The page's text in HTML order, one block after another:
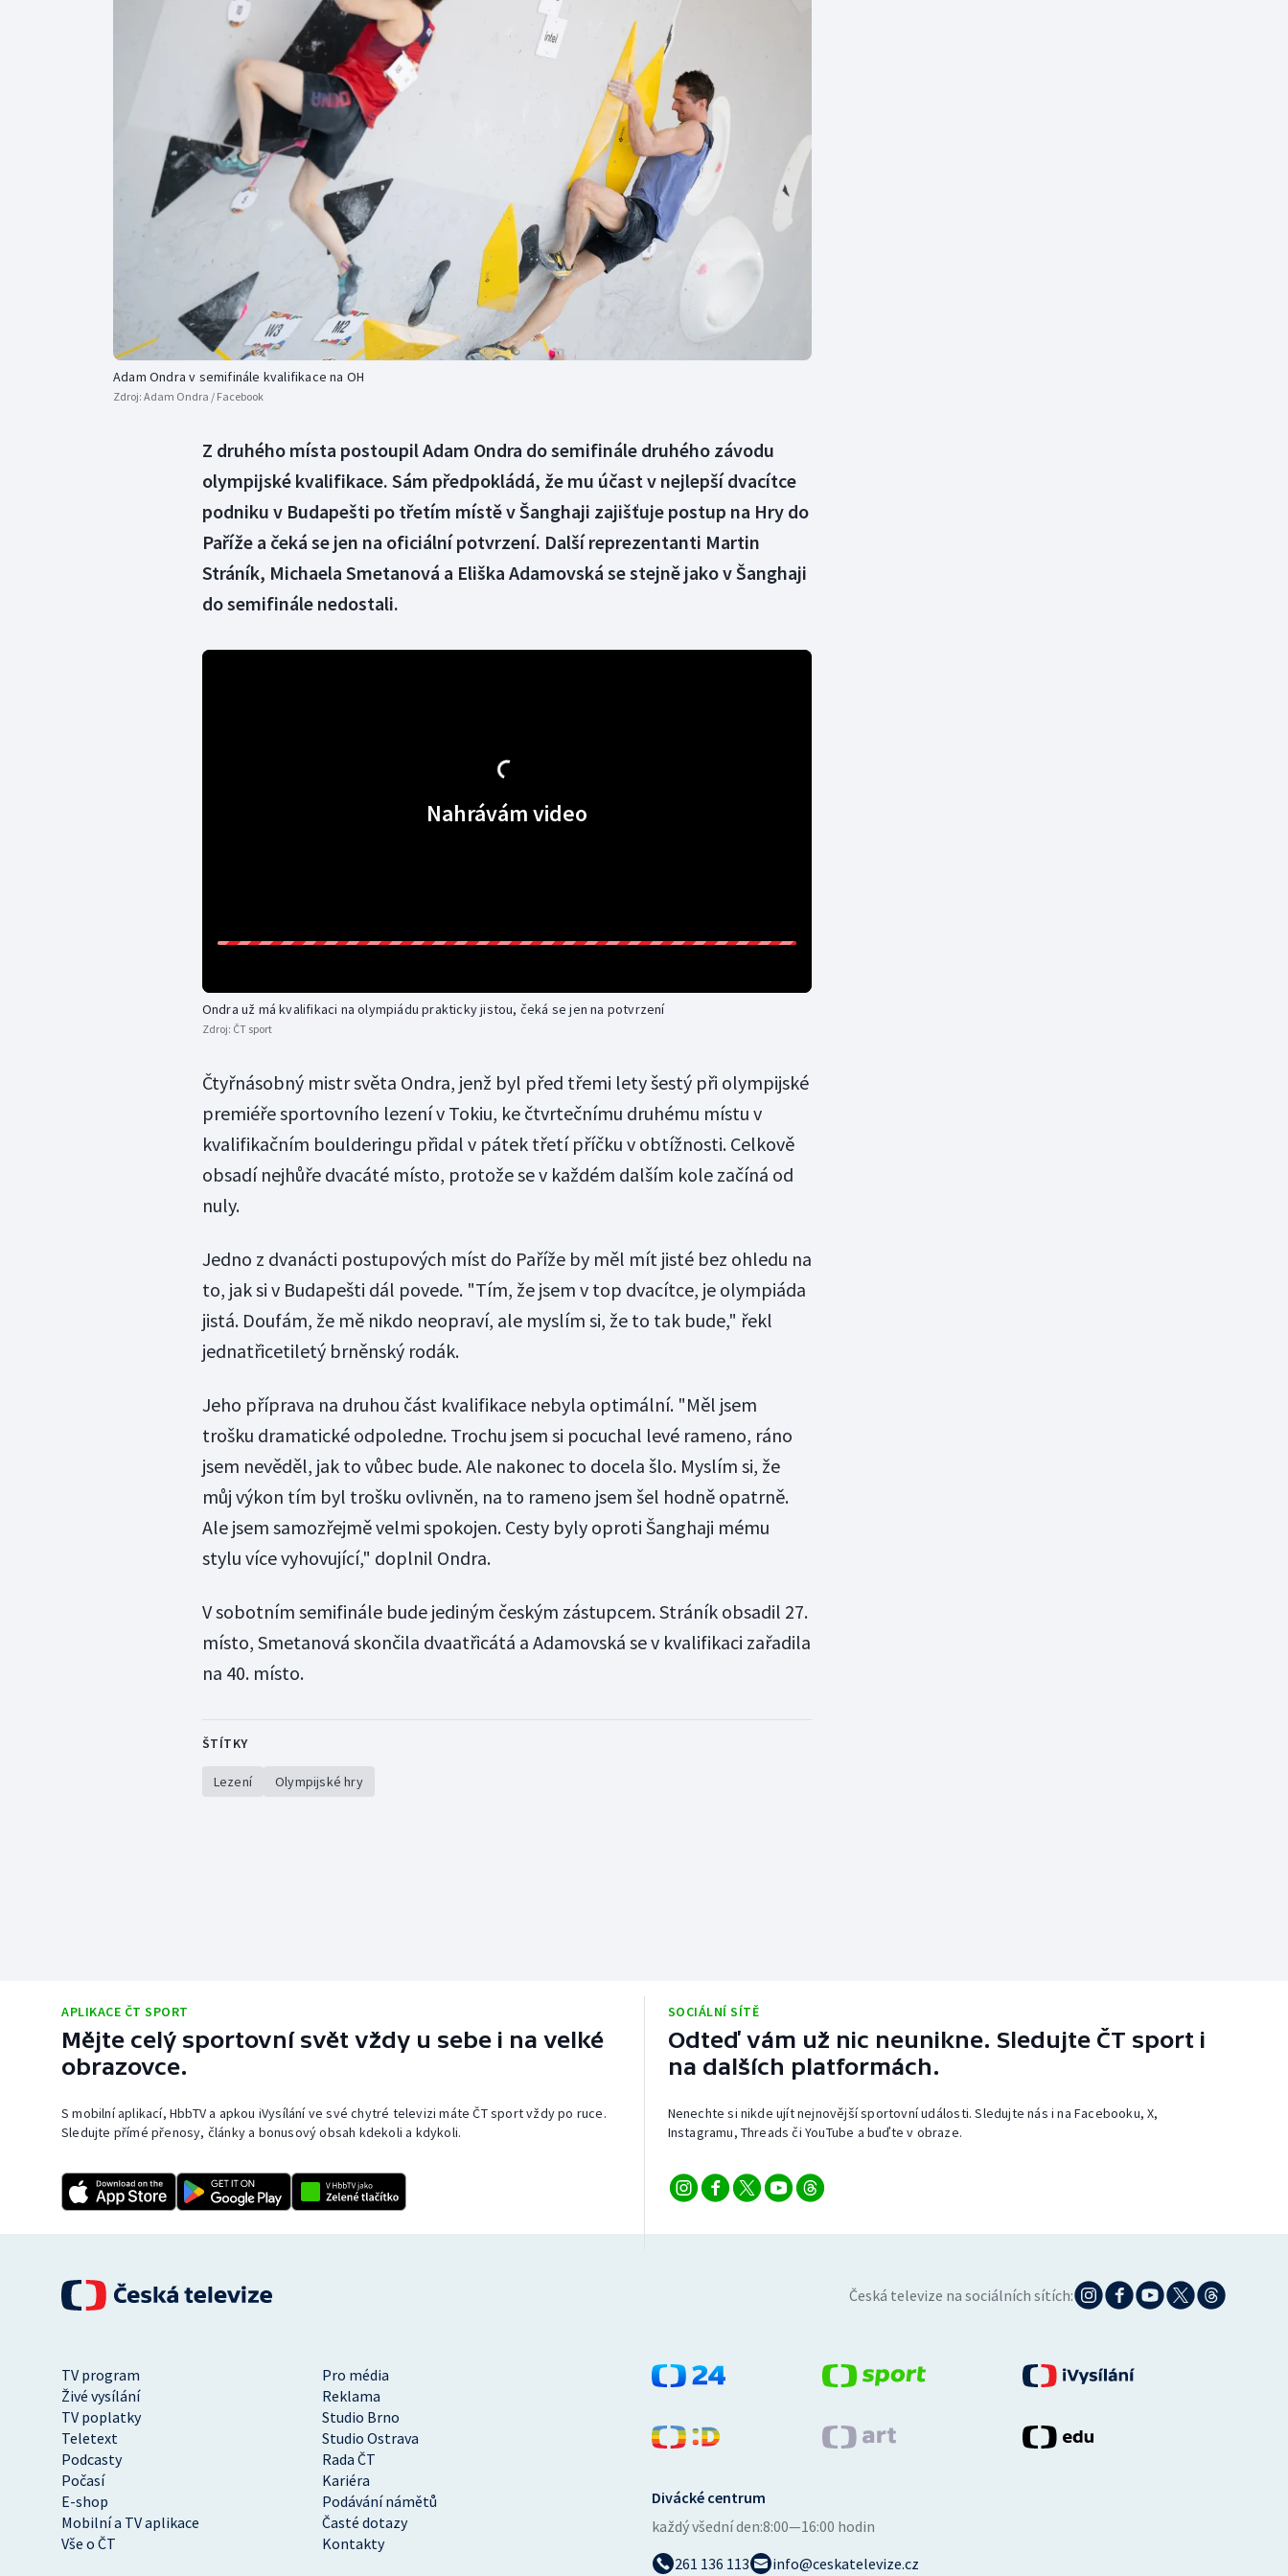
Curling
Dostihy
Florbal
Futsal
Golf
Gymnastika
Moderní pětiboj
Motorsport
Plážový volejbal
Vodní slalom
Volejbal
Ostatní
Adam Ondra v semifinále kvalifikace na OH
Zdroj: Adam Ondra / Facebook
Z druhého místa postoupil Adam Ondra do semifinále druhého závodu
olympijské kvalifikace. Sám předpokládá, že mu účast v nejlepší dvacítce
podniku v Budapešti po třetím místě v Šanghaji zajišťuje postup na Hry do
Paříže a čeká se jen na oficiální potvrzení. Další reprezentanti Martin
Stráník, Michaela Smetanová a Eliška Adamovská se stejně jako v Šanghaji
do semifinále nedostali.
Nahrávám video
Ondra už má kvalifikaci na olympiádu prakticky jistou, čeká se jen na potvrzení
Zdroj: ČT sport
Čtyřnásobný mistr světa Ondra, jenž byl před třemi lety šestý při olympijské
premiéře sportovního lezení v Tokiu, ke čtvrtečnímu druhému místu v
kvalifikačním boulderingu přidal v pátek třetí příčku v obtížnosti. Celkově
obsadí nejhůře dvacáté místo, protože se v každém dalším kole začíná od
nuly.
Jedno z dvanácti postupových míst do Paříže by měl mít jisté bez ohledu na
to, jak si v Budapešti dál povede. "Tím, že jsem v top dvacítce, je olympiáda
jistá. Doufám, že mě nikdo neopraví, ale myslím si, že to tak bude," řekl
jednatřicetiletý brněnský rodák.
Jeho příprava na druhou část kvalifikace nebyla optimální. "Měl jsem
trošku dramatické odpoledne. Trochu jsem si pocuchal levé rameno, ráno
jsem nevěděl, jak to vůbec bude. Ale nakonec to docela šlo. Myslím si, že
můj výkon tím byl trošku ovlivněn, na to rameno jsem šel hodně opatrně.
Ale jsem samozřejmě velmi spokojen. Cesty byly oproti Šanghaji mému
stylu více vyhovující," doplnil Ondra.
V sobotním semifinále bude jediným českým zástupcem. Stráník obsadil 27.
místo, Smetanová skončila dvaatřicátá a Adamovská se v kvalifikaci zařadila
na 40. místo.
ŠTÍTKY
Lezení Olympijské hry
APLIKACE ČT SPORT
Mějte celý sportovní svět vždy u sebe i na velké
obrazovce.
S mobilní aplikací, HbbTV a apkou iVysílání ve své chytré televizi máte ČT sport vždy po ruce.
Sledujte přímé přenosy, články a bonusový obsah kdekoli a kdykoli.
SOCIÁLNÍ SÍTĚ
Odteď vám už nic neunikne. Sledujte ČT sport i
na dalších platformách.
Nenechte si nikde ujít nejnovější sportovní události. Sledujte nás i na Facebooku, X,
Instagramu, Threads či YouTube a buďte v obraze.
Česká televize na sociálních sítích:
TV program
Pro média
Živé vysílání
Reklama
TV poplatky
Studio Brno
Teletext
Studio Ostrava
Podcasty
Rada ČT
Počasí
Kariéra
E-shop
Podávání námětů
Mobilní a TV aplikace
Časté dotazy
Vše o ČT
Kontakty
Divácké centrum
každý všední den:8:00—16:00 hodin
261 136 113
info@ceskatelevize.cz